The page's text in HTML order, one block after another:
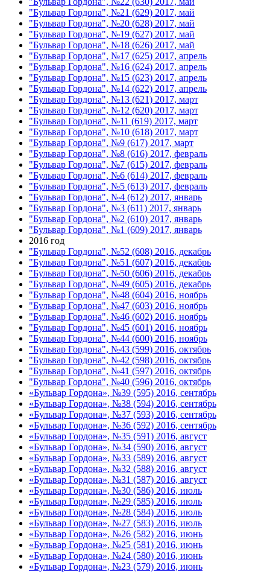
"Бульвар Гордона", №21 (629) 2017, май
"Бульвар Гордона", №20 (628) 2017, май
"Бульвар Гордона", №19 (627) 2017, май
"Бульвар Гордона", №18 (626) 2017, май
"Бульвар Гордона", №17 (625) 2017, апрель
"Бульвар Гордона", №16 (624) 2017, апрель
"Бульвар Гордона", №15 (623) 2017, апрель
"Бульвар Гордона", №14 (622) 2017, апрель
"Бульвар Гордона", №13 (621) 2017, март
"Бульвар Гордона", №12 (620) 2017, март
"Бульвар Гордона", №11 (619) 2017, март
"Бульвар Гордона", №10 (618) 2017, март
"Бульвар Гордона", №9 (617) 2017, март
"Бульвар Гордона", №8 (616) 2017, февраль
"Бульвар Гордона", №7 (615) 2017, февраль
"Бульвар Гордона", №6 (614) 2017, февраль
"Бульвар Гордона", №5 (613) 2017, февраль
"Бульвар Гордона", №4 (612) 2017, январь
"Бульвар Гордона", №3 (611) 2017, январь
"Бульвар Гордона", №2 (610) 2017, январь
"Бульвар Гордона", №1 (609) 2017, январь
2016 год
"Бульвар Гордона", №52 (608) 2016, декабрь
"Бульвар Гордона", №51 (607) 2016, декабрь
"Бульвар Гордона", №50 (606) 2016, декабрь
"Бульвар Гордона", №49 (605) 2016, декабрь
"Бульвар Гордона", №48 (604) 2016, ноябрь
"Бульвар Гордона", №47 (603) 2016, ноябрь
"Бульвар Гордона", №46 (602) 2016, ноябрь
"Бульвар Гордона", №45 (601) 2016, ноябрь
"Бульвар Гордона", №44 (600) 2016, ноябрь
"Бульвар Гордона", №43 (599) 2016, октябрь
"Бульвар Гордона", №42 (598) 2016, октябрь
"Бульвар Гордона", №41 (597) 2016, октябрь
"Бульвар Гордона", №40 (596) 2016, октябрь
«Бульвар Гордона», №39 (595) 2016, сентябрь
«Бульвар Гордона», №38 (594) 2016, сентябрь
«Бульвар Гордона», №37 (593) 2016, сентябрь
«Бульвар Гордона», №36 (592) 2016, сентябрь
«Бульвар Гордона», №35 (591) 2016, август
«Бульвар Гордона», №34 (590) 2016, август
«Бульвар Гордона», №33 (589) 2016, август
«Бульвар Гордона», №32 (588) 2016, август
«Бульвар Гордона», №31 (587) 2016, август
«Бульвар Гордона», №30 (586) 2016, июль
«Бульвар Гордона», №29 (585) 2016, июль
«Бульвар Гордона», №28 (584) 2016, июль
«Бульвар Гордона», №27 (583) 2016, июль
«Бульвар Гордона», №26 (582) 2016, июнь
«Бульвар Гордона», №25 (581) 2016, июнь
«Бульвар Гордона», №24 (580) 2016, июнь
«Бульвар Гордона», №23 (579) 2016, июнь